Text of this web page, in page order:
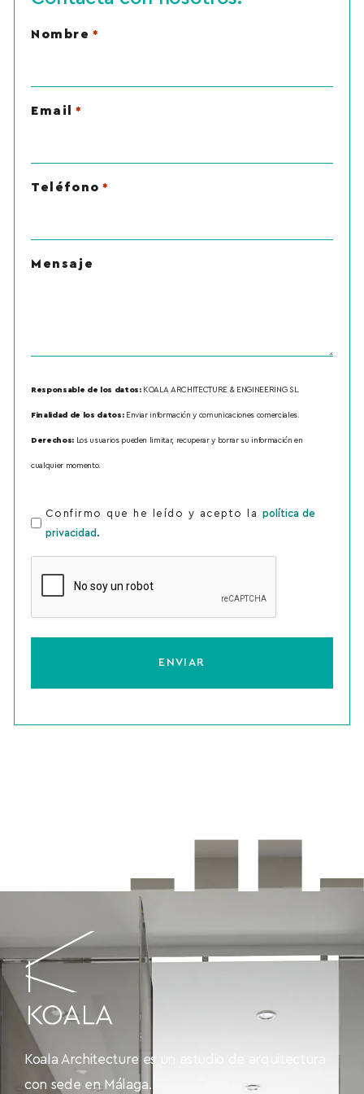
Nombre *
Email *
Teléfono *
Mensaje
Responsable de los datos:KOALA ARCHITECTURE & ENGINEERING SL.
Finalidad de los datos:Enviar información y comunicaciones comerciales.
Derechos:Los usuarios pueden limitar, recuperar y borrar su información en
cualquier momento.
Política
de
Confirmo que he leído y acepto la política de
privacidad .
Koala Architecture es un estudio de arquitectura
con sede en Málaga.